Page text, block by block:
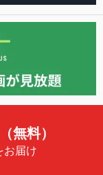
無料）
お届け